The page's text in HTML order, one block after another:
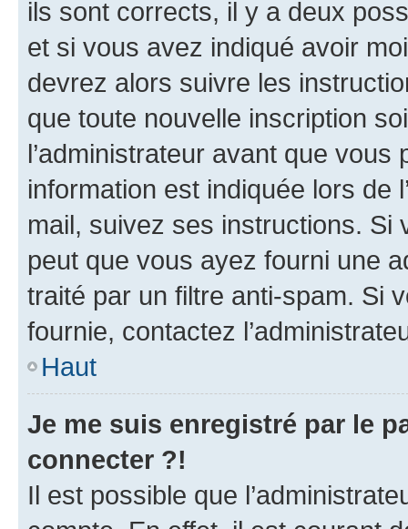
ils sont corrects, il y a deux
et si vous avez indiqué avoir
devrez alors suivre les
que toute nouvelle inscription
l’administrateur avant que
information est indiquée lors de
mail, suivez ses instructions. Si
peut que vous ayez fourni une
traité par un filtre anti-spam. Si
fournie, contactez
Haut
Je me suis enregistré par le
connecter ?!
Il est possible que